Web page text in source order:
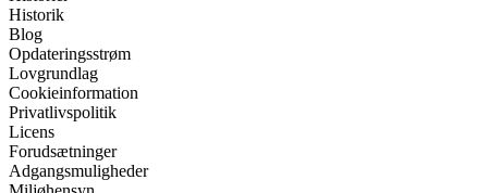
Historik
Blog
Opdateringsstrøm
Lovgrundlag
Cookieinformation
Privatlivspolitik
Licens
Forudsætninger
Adgangsmuligheder